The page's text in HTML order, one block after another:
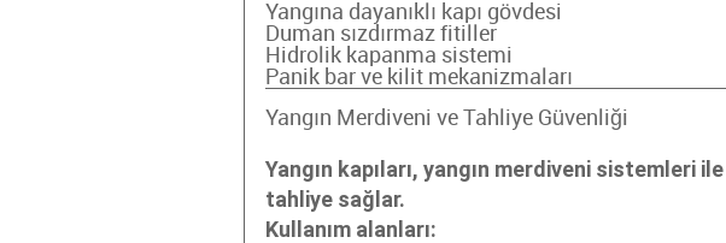
Yangına dayanıklı kapı gövdesi
Duman sızdırmaz fitiller
Hidrolik kapanma sistemi
Panik bar ve kilit mekanizmaları
Yangın Merdiveni ve Tahliye Güvenliği
Yangın kapıları, yangın merdiveni sistemleri
tahliye sağlar.
Kullanım alanları: